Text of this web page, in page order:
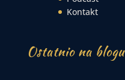
Kontakt
Ostatnio na blogu